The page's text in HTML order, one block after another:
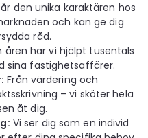
den unika karaktären hos
och kan ge dig
råd.
åren har vi hjälpt tusentals
sina fastighetsaffärer.
Från värdering och
– vi sköter hela
åt dig.
Vi ser dig som en individ